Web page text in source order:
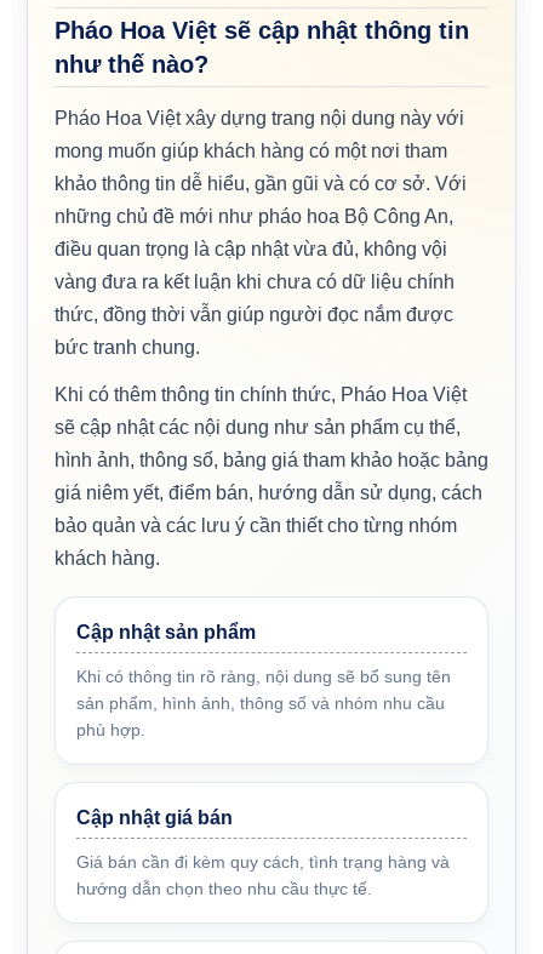
Pháo Hoa Việt sẽ cập nhật thông tin
như thế nào?
Pháo Hoa Việt xây dựng trang nội dung này với
mong muốn giúp khách hàng có một nơi tham
khảo thông tin dễ hiểu, gần gũi và có cơ sở. Với
những chủ đề mới như pháo hoa Bộ Công An,
điều quan trọng là cập nhật vừa đủ, không vội
vàng đưa ra kết luận khi chưa có dữ liệu chính
thức, đồng thời vẫn giúp người đọc nắm được
bức tranh chung.
Khi có thêm thông tin chính thức, Pháo Hoa Việt
sẽ cập nhật các nội dung như sản phẩm cụ thể,
hình ảnh, thông số, bảng giá tham khảo hoặc bảng
giá niêm yết, điểm bán, hướng dẫn sử dụng, cách
bảo quản và các lưu ý cần thiết cho từng nhóm
khách hàng.
Cập nhật sản phẩm
Khi có thông tin rõ ràng, nội dung sẽ bổ sung tên
sản phẩm, hình ảnh, thông số và nhóm nhu cầu
phù hợp.
Cập nhật giá bán
Giá bán cần đi kèm quy cách, tình trạng hàng và
hướng dẫn chọn theo nhu cầu thực tế.